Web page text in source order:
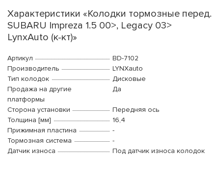
Характеристики «Колодки тормозные перед.
SUBARU Impreza 1.5 00>, Legacy 03>
LynxAuto (к-кт)»
Артикул
BD-7102
Производитель
LYNXauto
Тип колодок
Дисковые
Продажа на другие
платформы
Да
Сторона установки
Передняя ось
Толщина [мм]
16,4
Прижимная пластина
-
Тормозная система
-
Датчик износа
Под датчик износа колодок